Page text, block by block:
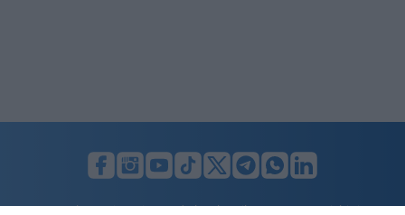
LUNIFIN S.r.l. a socio unico. Sede legale Milano, Largo F. Richini, 2/A,